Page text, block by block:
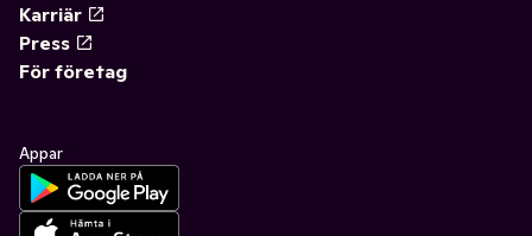
Karriär
Press
För företag
Appar